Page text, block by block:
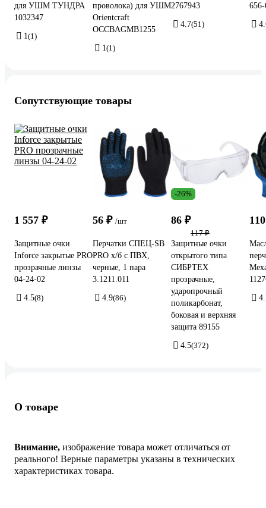
для УШМ ТУНДРА
1032347
1 (1)
проволока) для УШМ
Orientcraft
OCCBAGMB1255
1 (1)
2767943
4.7(51)
Сопутствующие товары
1 557 ₽
Защитные очки
Inforce закрытые PRO
прозрачные линзы
04-24-02
4.5(8)
56 ₽ /шт
Перчатки СПЕЦ-SB
PRO х/б с ПВХ,
черные, 1 пара
3.1211.011
4.9(86)
-26%
86 ₽
117 ₽
Защитные очки
открытого типа
СИБРТЕХ
прозрачные,
ударопрочный
поликарбонат,
боковая и верхняя
защита 89155
4.5(372)
О товаре
Внимание, изображение товара может отличаться от
реального! Верные параметры указаны в технических
характеристиках товара.